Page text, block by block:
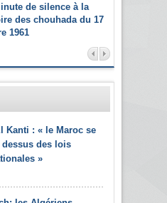
de silence à la
des chouhada du 17
1961
Kanti : « le Maroc se
dessus des lois
»